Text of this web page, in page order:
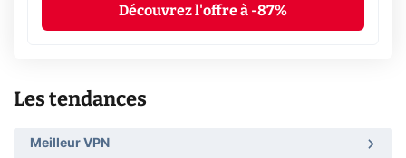
Découvrez l'offre à -87%
Les tendances
Meilleur VPN